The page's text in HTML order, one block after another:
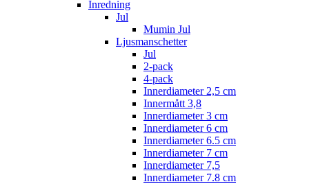
Inredning
Jul
Mumin Jul
Ljusmanschetter
Jul
2-pack
4-pack
Innerdiameter 2,5 cm
Innermått 3,8
Innerdiameter 3 cm
Innerdiameter 6 cm
Innerdiameter 6.5 cm
Innerdiameter 7 cm
Innerdiameter 7,5
Innerdiameter 7.8 cm